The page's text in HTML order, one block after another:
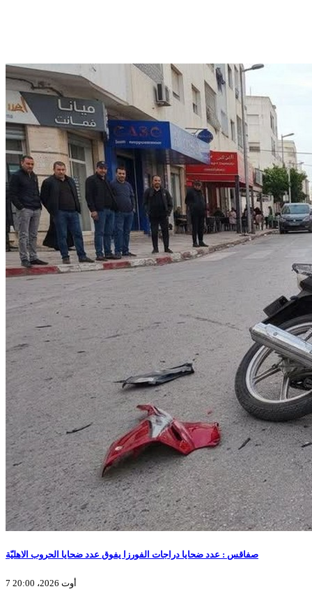
صفاقس : عدد ضحايا دراجات الفورزا يفوق عدد ضحايا الحروب الاهليّة
7 أوت 2026، 20:00